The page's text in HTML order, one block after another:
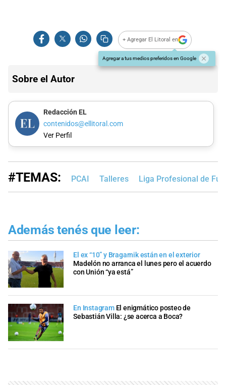
+ Agregar El Litoral en
Agregar a tus medios preferidos en Google
Sobre el Autor
Redacción EL
contenidos@ellitoral.com
Ver Perfil
#TEMAS: PCAI Talleres Liga Profesional de
Además tenés que leer:
El ex “10” y Bragarnik están en el exterior
Madelón no arranca el lunes pero el acuerdo
con Unión “ya está”
En Instagram El enigmático posteo de
Sebastián Villa: ¿se acerca a Boca?